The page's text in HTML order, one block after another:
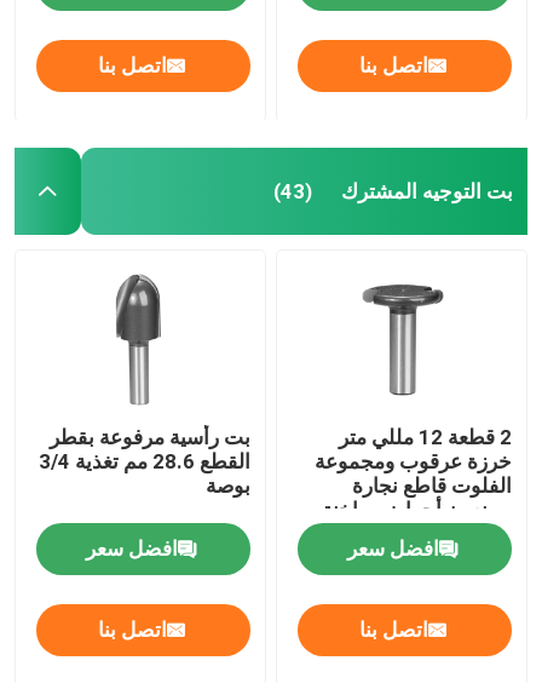
اتصل بنا اتصل بنا
بت التوجيه المشترك (43)
2 قطعة 12 مللي متر
خرزة عرقوب ومجموعة
الفلوت قاطع نجارة
يصنعون أحواض ساخنة
افضل سعر
اتصل بنا
بت رأسية مرفوعة بقطر
القطع 28.6 مم تغذية 3/4
بوصة
افضل سعر
اتصل بنا